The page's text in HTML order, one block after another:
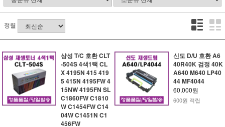
정렬
삼성 T/C 호환 CLT
-504S 4색1택 CL
X 4195N 415 419
5 415N 4195FW 4
15NW 4195FN SL
C1860FW C1810
W C1454FW C14
04W C1451N C1
456FW
신도 D/U 호환 A6
40R40K 검정 40K
A640 M640 LP40
44 MF4044
60,000원
600원 적립